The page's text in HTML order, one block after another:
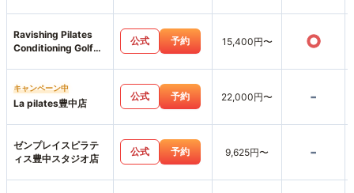
Ravishing Pilates
Conditioning Golf
公式 予約 15,400円〜 ○
キャンペーン中
La pilates豊中店
公式 予約 22,000円〜 -
ゼンプレイスピラテ
ィス豊中スタジオ店
公式 予約 9,625円〜 -